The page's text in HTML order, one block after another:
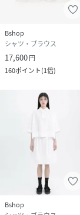
Bshop
シャツ・ブラウス
17,600円
160ポイント(1倍)
Bshop